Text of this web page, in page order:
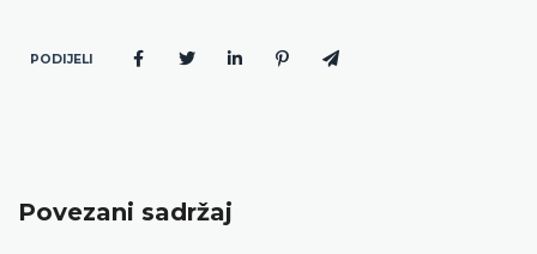
PODIJELI
Povezani sadržaj